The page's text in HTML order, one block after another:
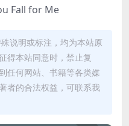
Fall for Me
说明或标注，均为本站原
得本站同意时，禁止复
任何网站、书籍等各类媒
者的合法权益，可联系我